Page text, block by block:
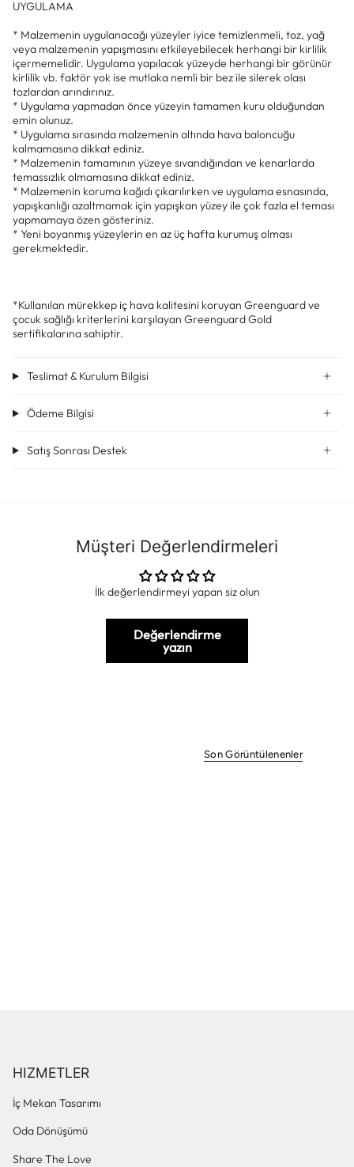
UYGULAMA
* Malzemenin uygulanacağı yüzeyler iyice temizlenmeli, toz, yağ
veya malzemenin yapışmasını etkileyebilecek herhangi bir kirlilik
içermemelidir. Uygulama yapılacak yüzeyde herhangi bir görünür
kirlilik vb. faktör yok ise mutlaka nemli bir bez ile silerek olası
tozlardan arındırınız.
* Uygulama yapmadan önce yüzeyin tamamen kuru olduğundan
emin olunuz.
* Uygulama sırasında malzemenin altında hava baloncuğu
kalmamasına dikkat ediniz.
* Malzemenin tamamının yüzeye sıvandığından ve kenarlarda
temassızlık olmamasına dikkat ediniz.
* Malzemenin koruma kağıdı çıkarılırken ve uygulama esnasında,
yapışkanlığı azaltmamak için yapışkan yüzey ile çok fazla el teması
yapmamaya özen gösteriniz.
* Yeni boyanmış yüzeylerin en az üç hafta kurumuş olması
gerekmektedir.
*Kullanılan mürekkep iç hava kalitesini koruyan Greenguard ve
çocuk sağlığı kriterlerini karşılayan Greenguard Gold
sertifikalarına sahiptir.
Teslimat & Kurulum Bilgisi
Ödeme Bilgisi
Satış Sonrası Destek
Müşteri Değerlendirmeleri
İlk değerlendirmeyi yapan siz olun
Değerlendirme
yazın
Son Görüntülenenler
HIZMETLER
İç Mekan Tasarımı
Oda Dönüşümü
Share The Love